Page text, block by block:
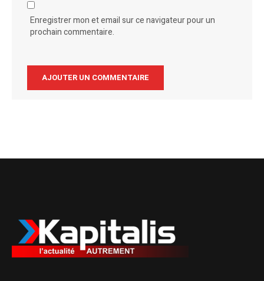
Enregistrer mon et email sur ce navigateur pour un
prochain commentaire.